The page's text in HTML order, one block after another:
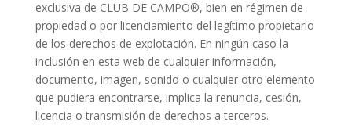
exclusiva de CLUB DE CAMPO®, bien en régimen de
propiedad o por licenciamiento del legítimo propietario
de los derechos de explotación. En ningún caso la
inclusión en esta web de cualquier información,
documento, imagen, sonido o cualquier otro elemento
que pudiera encontrarse, implica la renuncia, cesión,
licencia o transmisión de derechos a terceros.